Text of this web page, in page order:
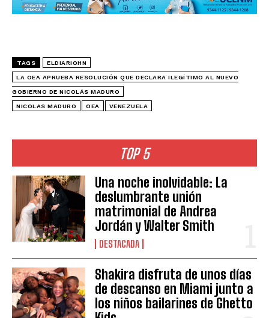
TOP 5
Una noche inolvidable: La
deslumbrante unión
matrimonial de Andrea
Jordán y Walter Smith
DESTACADA
Shakira disfruta de unos días
de descanso en Miami junto a
los niños bailarines de Ghetto
TAGS ELDIARIOHN
LA OEA APRUEBA RESOLUCIÓN QUE DECLARA ILEGÍTIMO AL NUEVO
GOBIERNO DE NICOLÁS MADURO
NICOLAS MADURO OEA VENEZUELA